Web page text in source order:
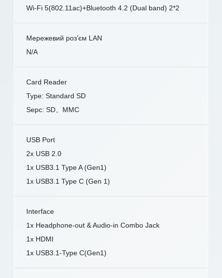
Wi-Fi 5(802.11ac)+Bluetooth 4.2 (Dual band) 2*2
Мережевий роз’єм LAN
N/A
Card Reader
Type: Standard SD
Sepc: SD、MMC
USB Port
2x USB 2.0
1x USB3.1 Type A (Gen1)
1x USB3.1 Type C (Gen 1)
Interface
1x Headphone-out & Audio-in Combo Jack
1x HDMI
1x USB3.1-Type C(Gen1)